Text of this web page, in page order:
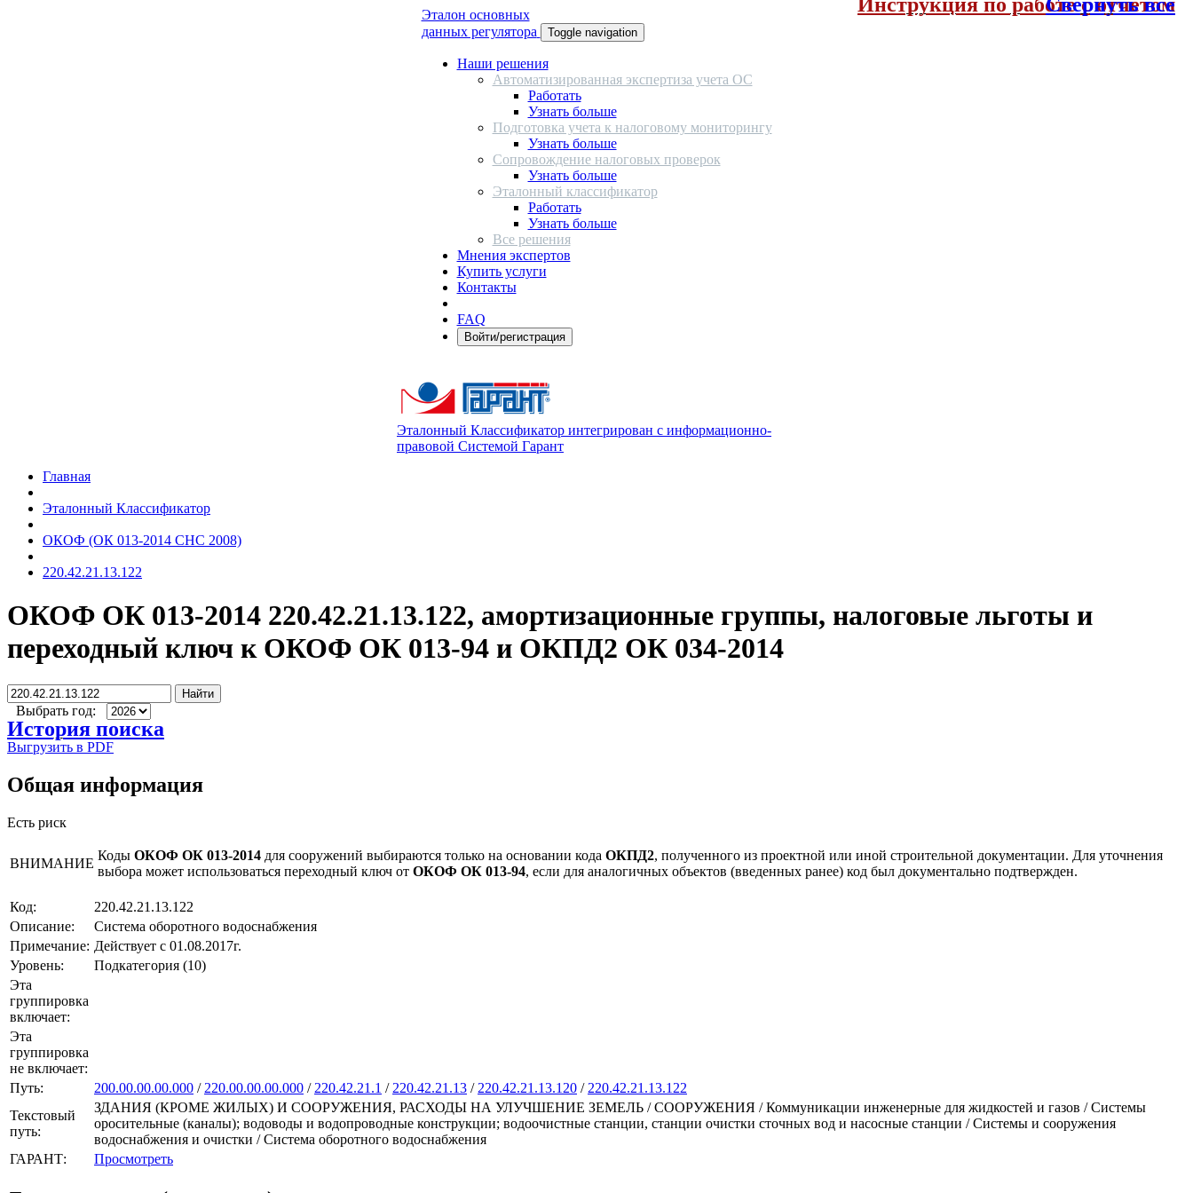
Эталон основных
данных регулятора
Toggle navigation
Наши решения
Автоматизированная экспертиза учета ОС
Работать
Узнать больше
Подготовка учета к налоговому мониторингу
Узнать больше
Сопровождение налоговых проверок
Узнать больше
Эталонный классификатор
Работать
Узнать больше
Все решения
Мнения экспертов
Купить услуги
Контакты
FAQ
Войти/регистрация
Эталонный Классификатор интегрирован с информационно-
правовой Системой Гарант
Главная
Эталонный Классификатор
ОКОФ (ОК 013-2014 СНС 2008)
220.42.21.13.122
ОКОФ ОК 013-2014 220.42.21.13.122, амортизационные группы, налоговые льготы и
переходный ключ к ОКОФ ОК 013-94 и ОКПД2 ОК 034-2014
Найти
Выбрать год:
История поиска
Выгрузить в PDF
Общая информация
Есть риск
ВНИМАНИЕ
Коды ОКОФ ОК 013-2014 для сооружений выбираются только на основании кода ОКПД2, полученного из проектной или иной строительной документации. Для уточнения
выбора может использоваться переходный ключ от ОКОФ ОК 013-94, если для аналогичных объектов (введенных ранее) код был документально подтвержден.
Код:
220.42.21.13.122
Описание:
Система оборотного водоснабжения
Примечание: Действует с 01.08.2017г.
Уровень:
Подкатегория (10)
Эта
группировка
включает:
Эта
группировка
не включает:
Путь:
200.00.00.00.000 / 220.00.00.00.000 / 220.42.21.1 / 220.42.21.13 / 220.42.21.13.120 / 220.42.21.13.122
Текстовый
путь:
ЗДАНИЯ (КРОМЕ ЖИЛЫХ) И СООРУЖЕНИЯ, РАСХОДЫ НА УЛУЧШЕНИЕ ЗЕМЕЛЬ / СООРУЖЕНИЯ / Коммуникации инженерные для жидкостей и газов / Системы
оросительные (каналы); водоводы и водопроводные конструкции; водоочистные станции, станции очистки сточных вод и насосные станции / Системы и сооружения
водоснабжения и очистки / Система оборотного водоснабжения
ГАРАНТ:
Просмотреть